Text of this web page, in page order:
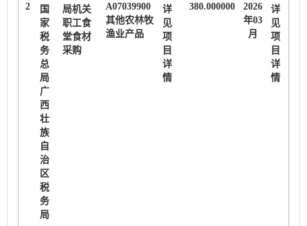
2
国
家
税
务
总
局
广
西
壮
族
自
治
区
税
务
局
局机关
职工食
堂食材
采购
A07039900
其他农林牧
渔业产品
详
见
项
目
详
情
380.000000
2026
年03
月
详
见
项
目
详
情